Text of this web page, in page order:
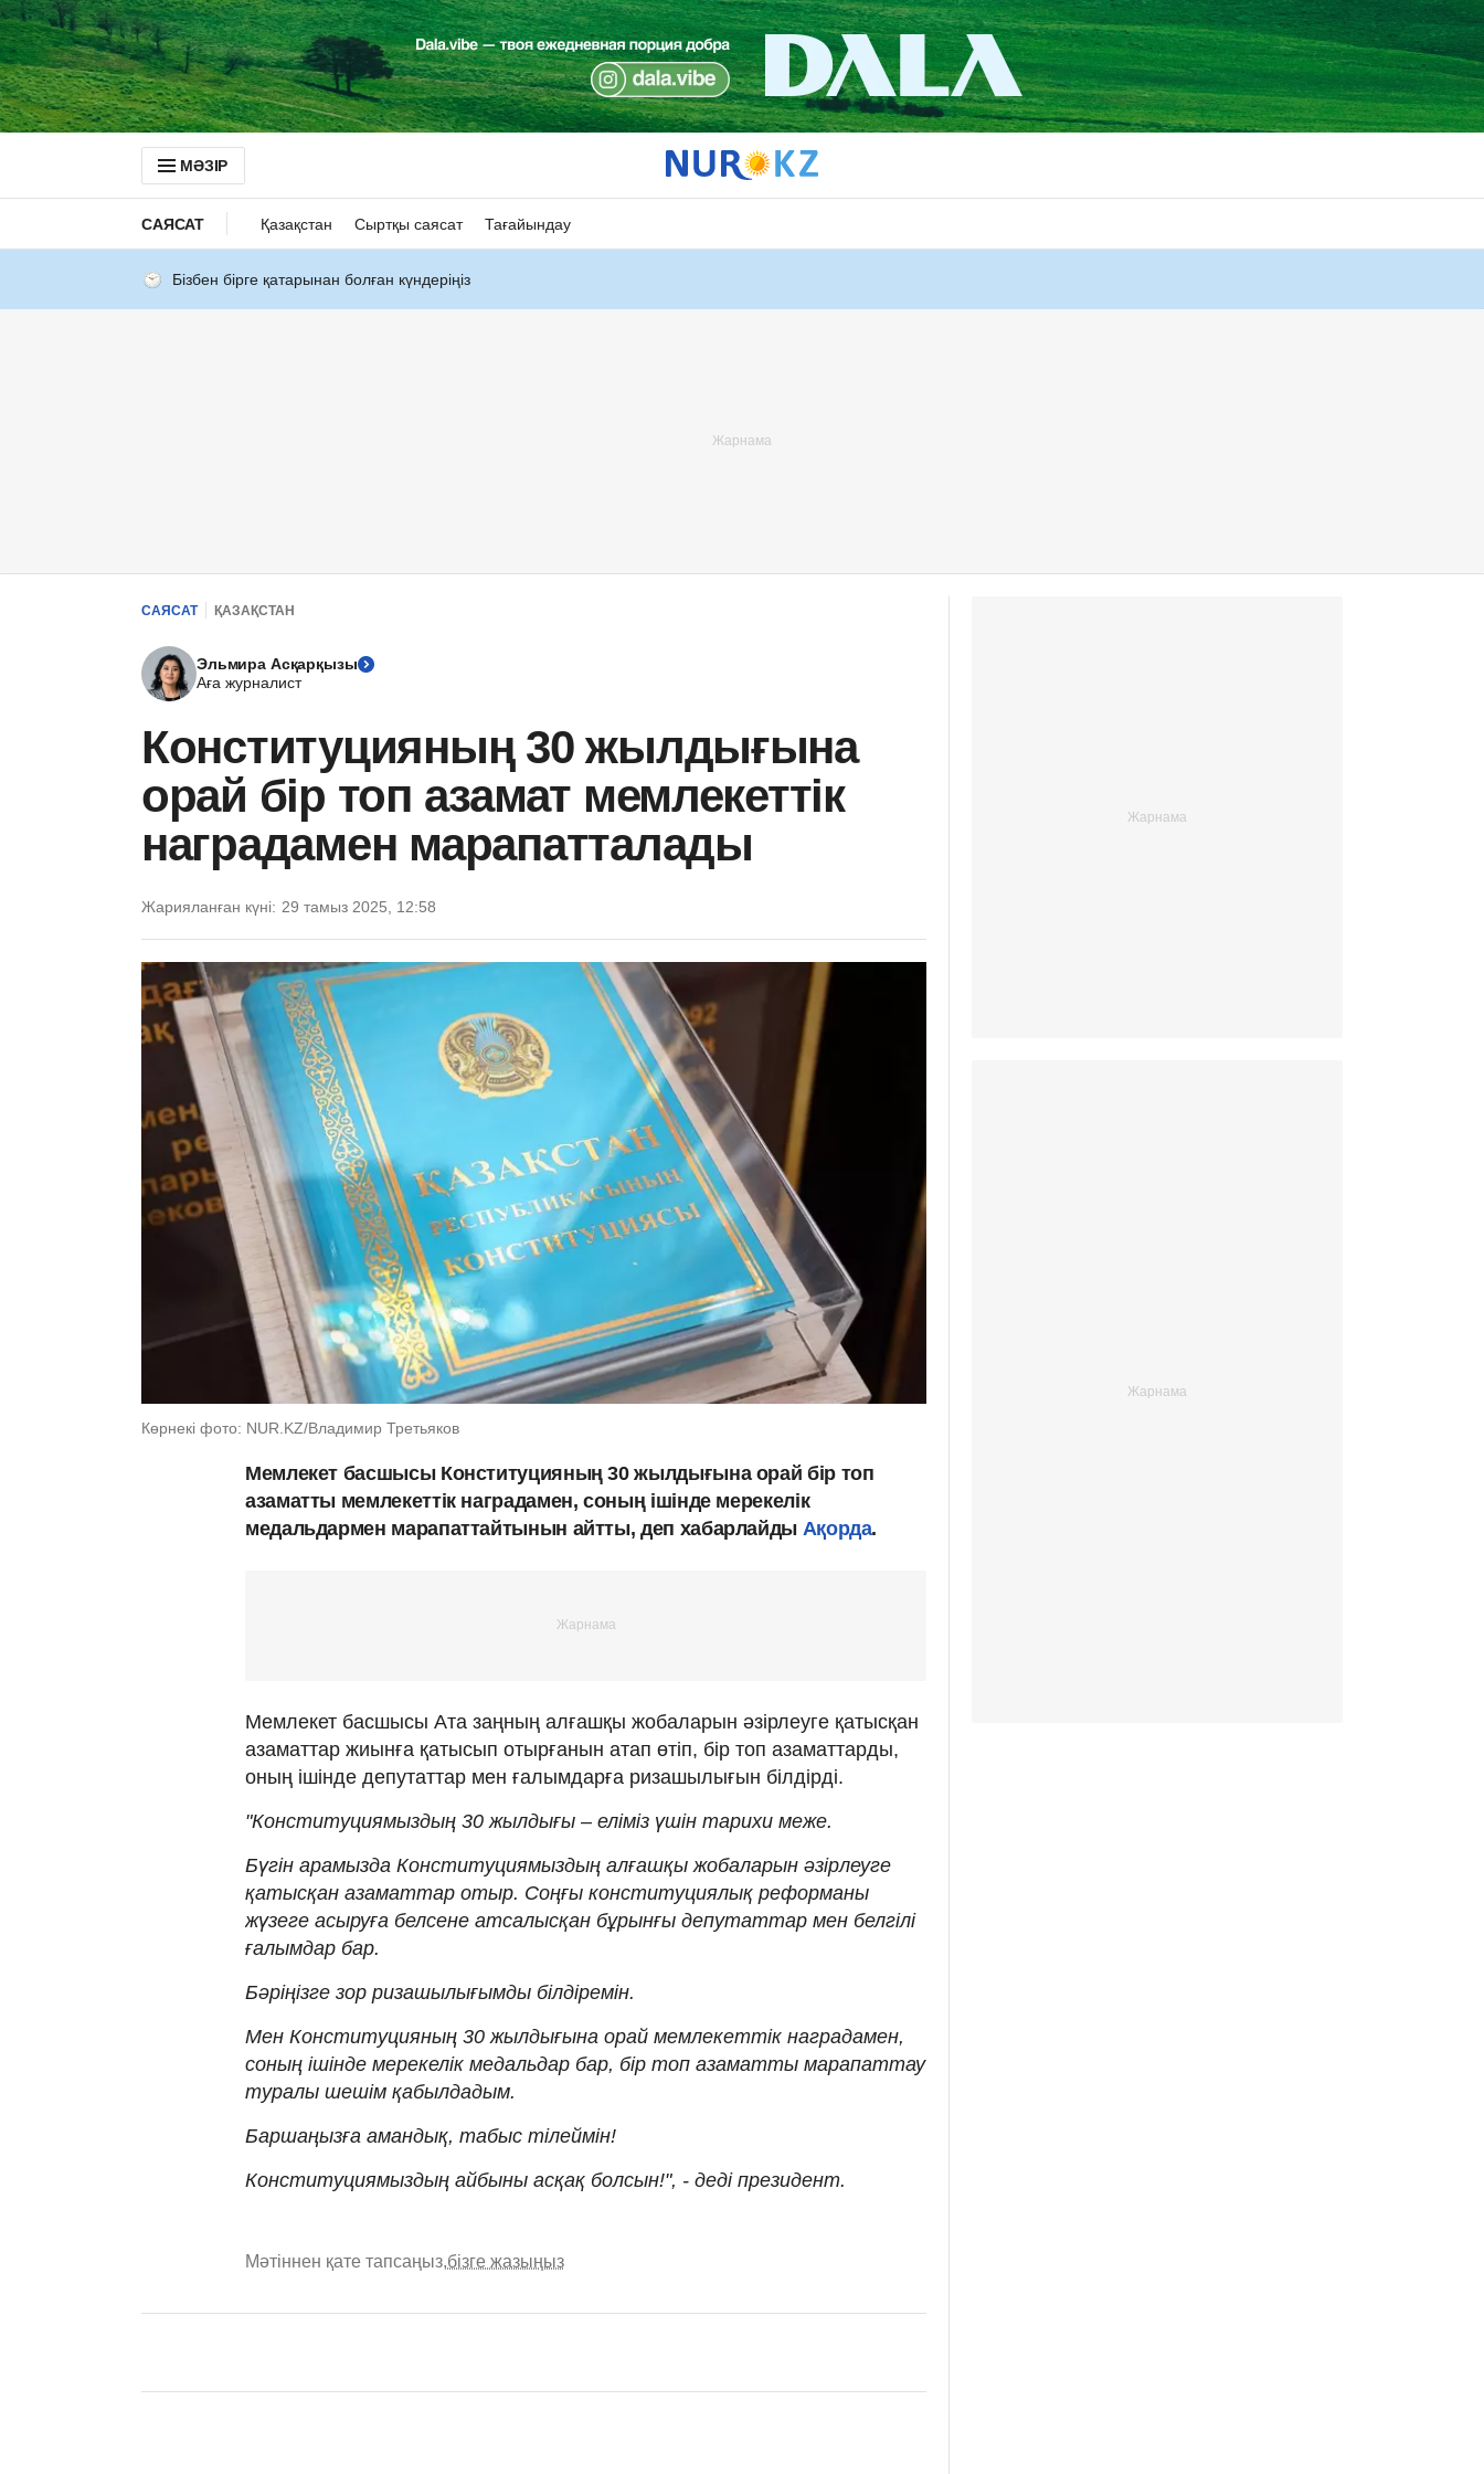
МӘЗІР
САЯСАТ Қазақстан Сыртқы саясат Тағайындау
Бізбен бірге қатарынан болған күндеріңіз
САЯСАТ ҚАЗАҚСТАН
Эльмира Асқарқызы
Аға журналист
Конституцияның 30 жылдығына
орай бір топ азамат мемлекеттік
наградамен марапатталады
Жарияланған күні: 29 тамыз 2025, 12:58
Көрнекі фото: NUR.KZ/Владимир Третьяков
Мемлекет басшысы Конституцияның 30 жылдығына орай бір топ
азаматты мемлекеттік наградамен, соның ішінде мерекелік
медальдармен марапаттайтынын айтты, деп хабарлайды Ақорда.
Мемлекет басшысы Ата заңның алғашқы жобаларын әзірлеуге қатысқан
азаматтар жиынға қатысып отырғанын атап өтіп, бір топ азаматтарды,
оның ішінде депутаттар мен ғалымдарға ризашылығын білдірді.
"Конституциямыздың 30 жылдығы – еліміз үшін тарихи меже.
Бүгін арамызда Конституциямыздың алғашқы жобаларын әзірлеуге
қатысқан азаматтар отыр. Соңғы конституциялық реформаны
жүзеге асыруға белсене атсалысқан бұрынғы депутаттар мен белгілі
ғалымдар бар.
Бәріңізге зор ризашылығымды білдіремін.
Мен Конституцияның 30 жылдығына орай мемлекеттік наградамен,
соның ішінде мерекелік медальдар бар, бір топ азаматты марапаттау
туралы шешім қабылдадым.
Баршаңызға амандық, табыс тілеймін!
Конституциямыздың айбыны асқақ болсын!", - деді президент.
Мәтіннен қате тапсаңыз,бізге жазыңыз